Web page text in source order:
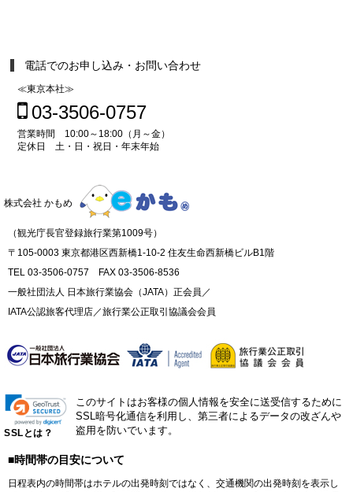
電話でのお申し込み・お問い合わせ
≪東京本社≫
03-3506-0757
営業時間 10:00～18:00（月～金）
定休日 土・日・祝日・年末年始
株式会社 かもめ
（観光庁長官登録旅行業第1009号）
〒105-0003 東京都港区西新橋1-10-2 住友生命西新橋ビルB1階
TEL 03-3506-0757 FAX 03-3506-8536
一般社団法人 日本旅行業協会（JATA）正会員／
IATA公認旅客代理店／旅行業公正取引協議会会員
SSLとは？
このサイトはお客様の個人情報を安全に送受信するために
SSL暗号化通信を利用し、第三者によるデータの改ざんや
盗用を防いでいます。
■時間帯の目安について
日程表内の時間帯はホテルの出発時刻ではなく、交通機関の出発時刻を表示し